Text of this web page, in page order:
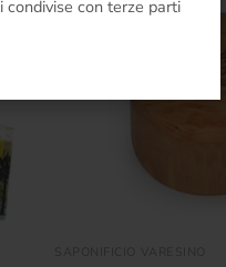
condivise con terze parti